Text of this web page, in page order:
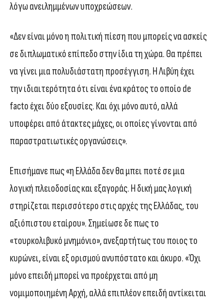
λόγω ανειλημμένων υποχρεώσεων.
«Δεν είναι μόνο η πολιτική πίεση που μπορείς να ασκείς
σε διπλωματικό επίπεδο στην ίδια τη χώρα. Θα πρέπει
να γίνει μια πολυδιάστατη προσέγγιση. Η Λιβύη έχει
την ιδιαιτερότητα ότι είναι ένα κράτος το οποίο de
facto έχει δύο εξουσίες. Και όχι μόνο αυτό, αλλά
υποφέρει από άτακτες μάχες, οι οποίες γίνονται από
παραστρατιωτικές οργανώσεις».
Επισήμανε πως «η Ελλάδα δεν θα μπει ποτέ σε μια
λογική πλειοδοσίας και εξαγοράς. Η δική μας λογική
στηρίζεται περισσότερο στις αρχές της Ελλάδας, του
αξιόπιστου εταίρου». Σημείωσε δε πως το
«τουρκολιβυκό μνημόνιο», ανεξαρτήτως του ποιος το
κυρώνει, είναι εξ ορισμού ανυπόστατο και άκυρο. «Όχι
μόνο επειδή μπορεί να προέρχεται από μη
νομιμοποιημένη Αρχή, αλλά επιπλέον επειδή αντίκειται